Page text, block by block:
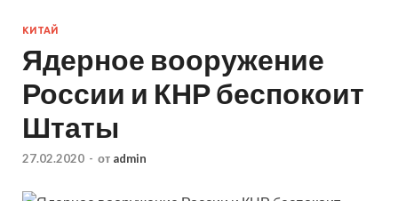
КИТАЙ
Ядерное вооружение
России и КНР беспокоит
Штаты
27.02.2020 - от admin